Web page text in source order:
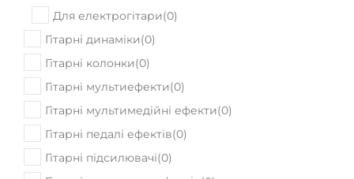
Для електрогітари(0)
Гітарні динаміки(0)
Гітарні колонки(0)
Гітарні мультиефекти(0)
Гітарні мультимедійні ефекти(0)
Гітарні педалі ефектів(0)
Гітарні підсилювачі(0)